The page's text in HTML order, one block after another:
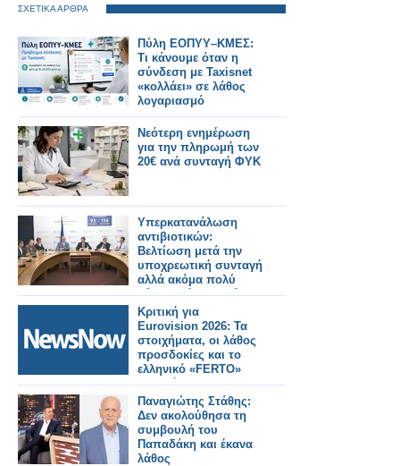
ΣΧΕΤΙΚΑ ΑΡΘΡΑ
Πύλη ΕΟΠΥΥ–ΚΜΕΣ:
Τι κάνουμε όταν η
σύνδεση με Taxisnet
«κολλάει» σε λάθος
λογαριασμό
Νεότερη ενημέρωση
για την πληρωμή των
20€ ανά συνταγή ΦΥΚ
Υπερκατανάλωση
αντιβιοτικών:
Βελτίωση μετά την
υποχρεωτική συνταγή
αλλά ακόμα πολύ
κάτω από τον στόχο!
Κριτική για
Eurovision 2026: Τα
στοιχήματα, οι λάθος
προσδοκίες και το
ελληνικό «FERTO»
που χάθηκε στη
σκηνή
Παναγιώτης Στάθης:
Δεν ακολούθησα τη
συμβουλή του
Παπαδάκη και έκανα
λάθος